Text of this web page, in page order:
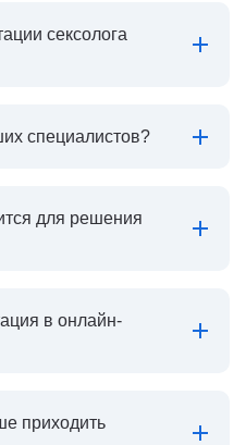
сексолога
специалистов?
для решения
в онлайн-
приходить